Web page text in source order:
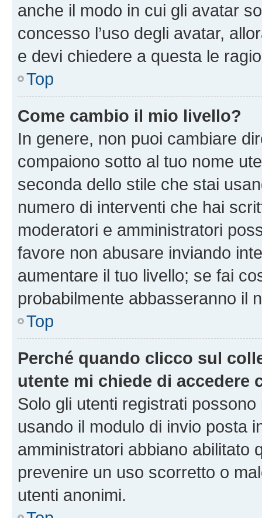
anche il modo in cui gli avatar
concesso l’uso degli avatar,
e devi chiedere a questa le
Top
Come cambio il mio livello?
In genere, non puoi cambiare
compaiono sotto al tuo nome
seconda dello stile che stai
numero di interventi che hai
moderatori e amministratori
favore non abusare inviando
aumentare il tuo livello; se fai
probabilmente abbasseranno il
Top
Perché quando clicco sul
utente mi chiede di accedere
Solo gli utenti registrati
usando il modulo di invio posta
amministratori abbiano abilitato
prevenire un uso scorretto o
utenti anonimi.